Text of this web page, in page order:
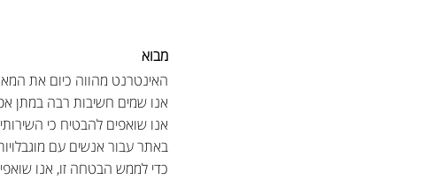
מבוא
האינטרנט מהווה כיום את
אנו שמים חשיבות רבה במתן
אנו שואפים להבטיח כי
באתר עבור אנשים עם